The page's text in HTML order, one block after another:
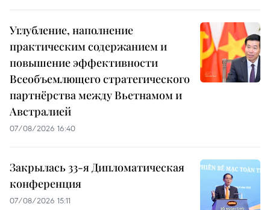
Углубление, наполнение
практическим содержанием и
повышение эффективности
Всеобъемлющего стратегического
партнёрства между Вьетнамом и
Австралией
07/08/2026 16:40
Закрылась 33-я Дипломатическая
конференция
07/08/2026 15:11